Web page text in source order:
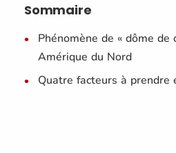
Sommaire
Phénomène de « dôme de
Amérique du Nord
Quatre facteurs à prendre